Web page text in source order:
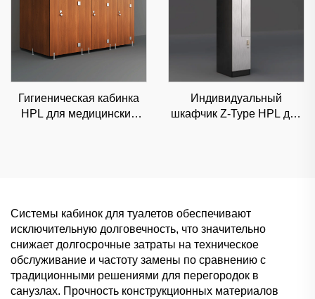
Гигиеническая кабинка
HPL для медицинских
Индивидуальный
шкафчик Z-Type HPL для
Системы кабинок для туалетов обеспечивают
исключительную долговечность, что значительно
снижает долгосрочные затраты на техническое
обслуживание и частоту замены по сравнению с
традиционными решениями для перегородок в
санузлах. Прочность конструкционных материалов